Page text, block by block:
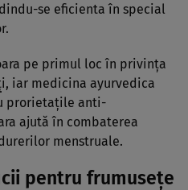
se eficienta în special
pe primul loc în privinţa
i, iar medicina ayurvedica
prorietaţile anti-
ajută în combaterea
menstruale.
pentru frumuseţe